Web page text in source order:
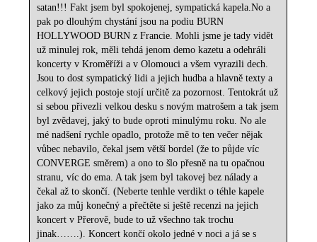
satan!!! Fakt jsem byl spokojenej, sympatická kapela.No a
pak po dlouhým chystání jsou na podiu BURN
HOLLYWOOD BURN z Francie. Mohli jsme je tady vidět
už minulej rok, měli tehdá jenom demo kazetu a odehráli
koncerty v Kroměříži a v Olomouci a všem vyrazili dech.
Jsou to dost sympatický lidi a jejich hudba a hlavně texty a
celkový jejich postoje stojí určitě za pozornost. Tentokrát už
si sebou přivezli velkou desku s novým matrošem a tak jsem
byl zvědavej, jaký to bude oproti minulýmu roku. No ale
mé nadšení rychle opadlo, protože mě to ten večer nějak
vůbec nebavilo, čekal jsem větší bordel (že to půjde víc
CONVERGE směrem) a ono to šlo přesně na tu opačnou
stranu, víc do ema. A tak jsem byl takovej bez nálady a
čekal až to skončí. (Neberte tenhle verdikt o téhle kapele
jako za můj konečný a přečtěte si ještě recenzi na jejich
koncert v Přerově, bude to už všechno tak trochu
jinak…….). Koncert končí okolo jedné v noci a já se s